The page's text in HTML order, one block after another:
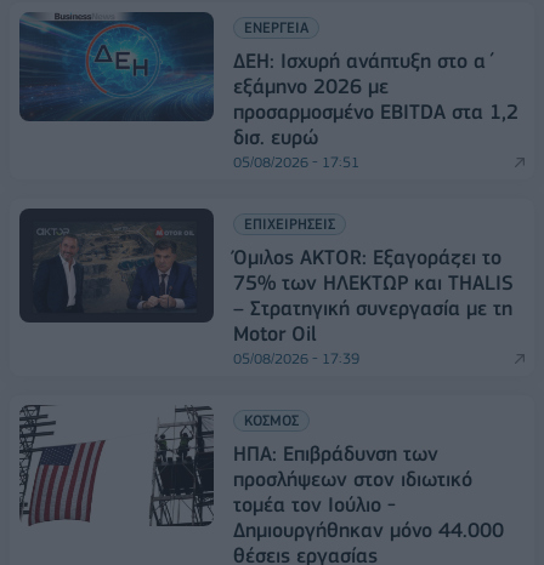
ΕΝΕΡΓΕΙΑ
ΔΕΗ: Ισχυρή ανάπτυξη στο α΄
εξάμηνο 2026 με
προσαρμοσμένο EBITDA στα 1,2
δισ. ευρώ
05/08/2026 - 17:51
ΕΠΙΧΕΙΡΗΣΕΙΣ
Όμιλος AKTOR: Εξαγοράζει το
75% των ΗΛΕΚΤΩΡ και THALIS
– Στρατηγική συνεργασία με τη
Motor Oil
05/08/2026 - 17:39
ΚΟΣΜΟΣ
ΗΠΑ: Επιβράδυνση των
προσλήψεων στον ιδιωτικό
τομέα τον Ιούλιο -
Δημιουργήθηκαν μόνο 44.000
θέσεις εργασίας